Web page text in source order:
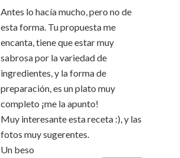
Antes lo hacía mucho, pero no de
esta forma. Tu propuesta me
encanta, tiene que estar muy
sabrosa por la variedad de
ingredientes, y la forma de
preparación, es un plato muy
completo ¡me la apunto!
Muy interesante esta receta :), y las
fotos muy sugerentes.
Un beso